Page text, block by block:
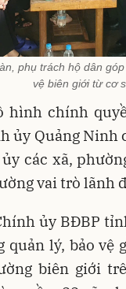
phụ trách hộ dân
vệ biên giới từ cơ
hình chính
ủy Quảng Ninh
các xã,
vai trò lãnh
ủy BĐBP
lý, bảo vệ
biên giới